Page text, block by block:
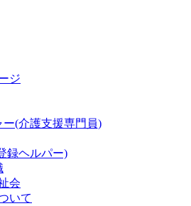
ジ
(介護支援専門員)
録ヘルパー)
会
いて